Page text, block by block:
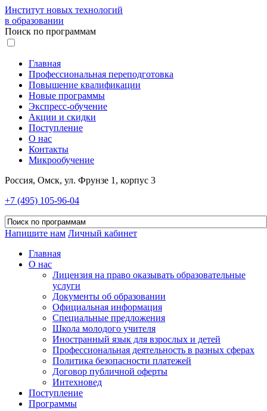
Институт новых технологий
в образовании
Поиск по программам
Главная
Профессиональная переподготовка
Повышение квалификации
Новые программы
Экспресс-обучение
Акции и скидки
Поступление
О нас
Контакты
Микрообучение
Россия, Омск, ул. Фрунзе 1, корпус 3
+7 (495) 105-96-04
Напишите нам Личный кабинет
Главная
О нас
Лицензия на право оказывать образовательные
услуги
Документы об образовании
Официальная информация
Специальные предложения
Школа молодого учителя
Иностранный язык для взрослых и детей
Профессиональная деятельность в разных сферах
Политика безопасности платежей
Договор публичной оферты
Интехновед
Поступление
Программы